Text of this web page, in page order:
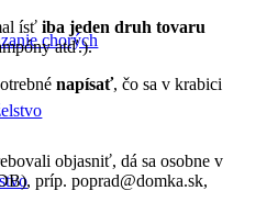
chorých
ísťiba jeden druh tovaru
atď.).
napísať, čo sa v krabici
objasniť, dá sa osobne v
príp. poprad@domka.sk,